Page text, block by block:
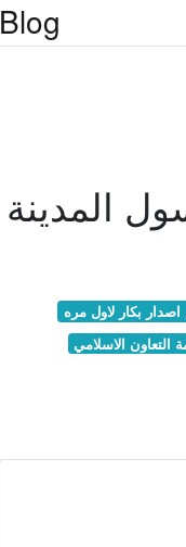
Blog
المدينة
اصدار بكار لاول مره
التعاون الاسلامي